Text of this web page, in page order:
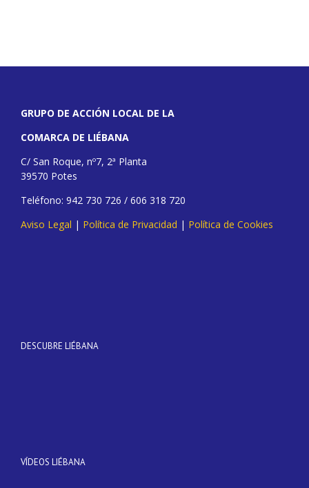
GRUPO DE ACCIÓN LOCAL DE LA
COMARCA DE LIÉBANA
C/ San Roque, nº7, 2ª Planta
39570 Potes
Teléfono: 942 730 726 / 606 318 720
Aviso Legal | Política de Privacidad | Política de Cookies
DESCUBRE LIÉBANA
VÍDEOS LIÉBANA